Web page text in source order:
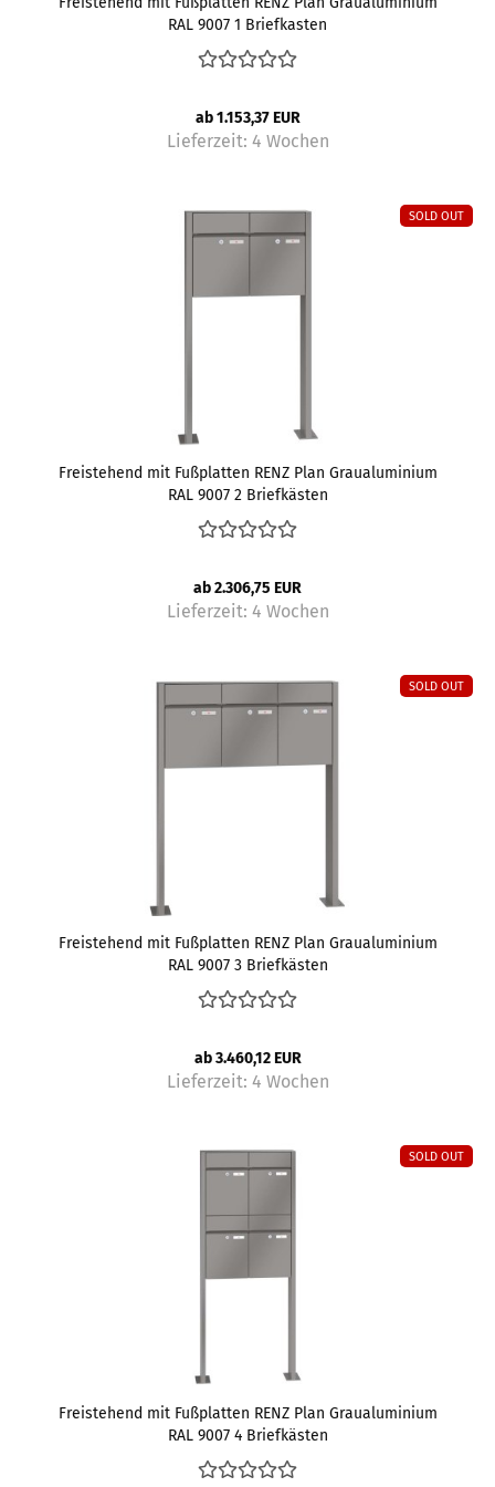
RAL 9007 1 Briefkasten
ab 1.153,37 EUR
Lieferzeit: 4 Wochen
SOLD OUT
Freistehend mit Fußplatten RENZ Plan Graualuminium
RAL 9007 2 Briefkästen
ab 2.306,75 EUR
Lieferzeit: 4 Wochen
SOLD OUT
Freistehend mit Fußplatten RENZ Plan Graualuminium
RAL 9007 3 Briefkästen
ab 3.460,12 EUR
Lieferzeit: 4 Wochen
SOLD OUT
Freistehend mit Fußplatten RENZ Plan Graualuminium
RAL 9007 4 Briefkästen